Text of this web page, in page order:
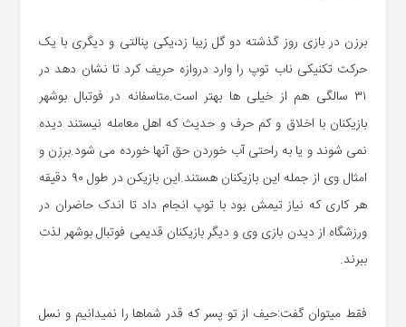
برزن در بازی روز گذشته دو گل زیبا زد،یکی پنالتی و دیگری با یک
حرکت تکنیکی ناب توپ را وارد دروازه حریف کرد تا نشان دهد در
۳۱ سالگی هم از خیلی ها بهتر است.متاسفانه در فوتبال بوشهر
بازیکنان با اخلاق و کم حرف و حدیث که اهل معامله نیستند دیده
نمی شوند و یا به راحتی آب خوردن حق آنها خورده می شود.برزن و
امثال وی از جمله این بازیکنان هستند.این بازیکن در طول ۹۰ دقیقه
هر کاری که نیاز تیمش بود با توپ انجام داد تا اندک حاضران در
ورزشگاه از دیدن بازی وی و دیگر بازیکنان قدیمی فوتبال بوشهر لذت
ببرند.
فقط میتوان گفت:حیف از تو پسر که قدر شماها را نمیدانیم و نسل